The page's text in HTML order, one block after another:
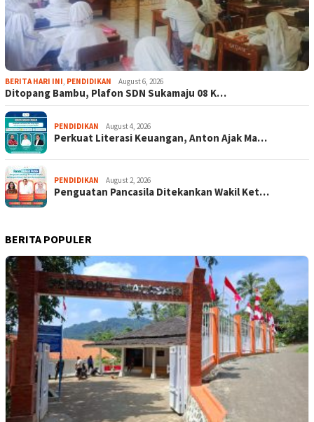
BERITA HARI INI, PENDIDIKAN August 6, 2026
Ditopang Bambu, Plafon SDN Sukamaju 08 K…
PENDIDIKAN August 4, 2026
Perkuat Literasi Keuangan, Anton Ajak Ma…
PENDIDIKAN August 2, 2026
Penguatan Pancasila Ditekankan Wakil Ket…
BERITA POPULER